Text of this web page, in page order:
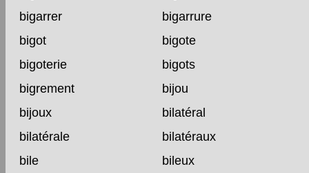
bigarrer
bigarrure
bigot
bigote
bigoterie
bigots
bigrement
bijou
bijoux
bilatéral
bilatérale
bilatéraux
bile
bileux